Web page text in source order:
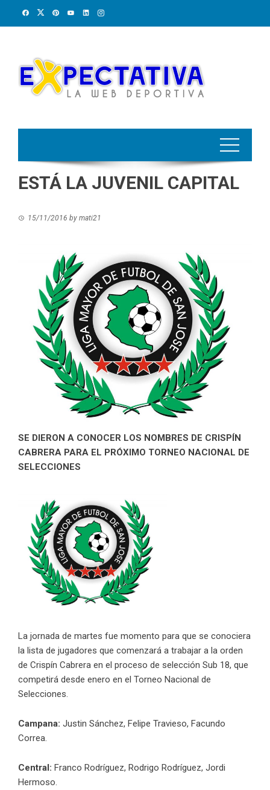
ESTÁ LA JUVENIL CAPITAL
15/11/2016 by mati21
SE DIERON A CONOCER LOS NOMBRES DE CRISPÍN
CABRERA PARA EL PRÓXIMO TORNEO NACIONAL DE
SELECCIONES
La jornada de martes fue momento para que se conociera
la lista de jugadores que comenzará a trabajar a la orden
de Crispín Cabrera en el proceso de selección Sub 18, que
competirá desde enero en el Torneo Nacional de
Selecciones.
Campana: Justin Sánchez, Felipe Travieso, Facundo
Correa.
Central: Franco Rodríguez, Rodrigo Rodríguez, Jordi
Hermoso.